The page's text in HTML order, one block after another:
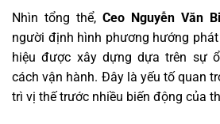
Nhìn tổng thể, Ceo Nguyễn Văn
người định hình phương hướng
hiệu được xây dựng dựa trên sự
cách vận hành. Đây là yếu tố quan
trì vị thế trước nhiều biến động của